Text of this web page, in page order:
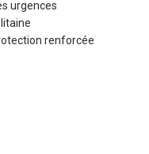
urgences
renforcée